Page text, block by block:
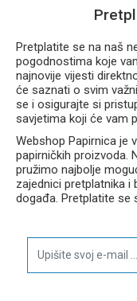
Pretplatite se na naš
pogodnostima koje
najnovije vijesti
će saznati o svim
se i osigurajte si
savjetima koji će vam
Webshop Papirnica je
papirničkih proizvoda.
pružimo najbolje
zajednici pretplatnika i
događa. Pretplatite se